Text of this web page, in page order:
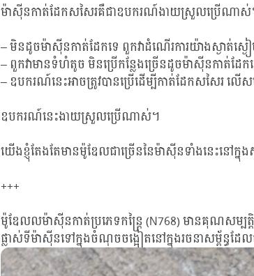
ម៉ាស៊ីនកាត់ដែកសសៃរគឺជាឧបករណ៍ងាយស្រួលប្រើណាស់។
– មិនដូចម៉ាស៊ីនកាត់ដែកទេ ពួកវាដំណើរការយ៉ាងស្ងាត់ស្ង
– ពួកវាមានទំហំតូច មិនប្រើកន្លែងច្រើនដូចម៉ាស៊ីនកាត់
– ឧបករណ៍នេះអាចត្រូវបានប្រើដើម្បីកាត់ដែកសសៃរ លើស
ឧបករណ៍នេះងាយស្រួលប្រើណាស់។
យើងខ្ញុំតែងតែមានម៉ូឌែលជាច្រើននៃម៉ាស៊ីនទាំងនេះនៅក្នុ
+++
ម៉ូឌែលលម៉ាស៊ីនកាត់ប្រភេទកន្ត្រៃ (N768) មានគុណសម្ប
ផ្លាស់ទីម៉ាស៊ីនទៅក្នុងចំណុចចង្អៀតនៅក្នុងរចនាសម្ព័ន្ធដ